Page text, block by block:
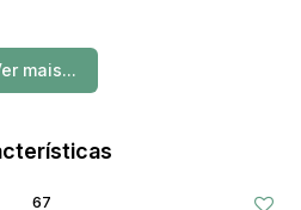
mais...
67